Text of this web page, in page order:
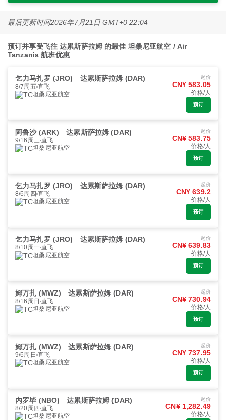
最后更新时间2026年7月21日 GMT+0 22:04
预订并享受飞往 达累斯萨拉姆 的最佳 坦桑尼亚航空 / Air
Tanzania 航班优惠
乞力马扎罗 (JRO) 达累斯萨拉姆 (DAR)
8/7周五 直飞
坦桑尼亚航空
起价
CN¥ 583.05
价格/人
预订
阿鲁沙 (ARK) 达累斯萨拉姆 (DAR)
9/16周三 直飞
坦桑尼亚航空
起价
CN¥ 583.75
价格/人
预订
乞力马扎罗 (JRO) 达累斯萨拉姆 (DAR)
8/6周四 直飞
坦桑尼亚航空
起价
CN¥ 639.2
价格/人
预订
乞力马扎罗 (JRO) 达累斯萨拉姆 (DAR)
8/10周一 直飞
坦桑尼亚航空
起价
CN¥ 639.83
价格/人
预订
姆万扎 (MWZ) 达累斯萨拉姆 (DAR)
8/16周日 直飞
坦桑尼亚航空
起价
CN¥ 730.94
价格/人
预订
姆万扎 (MWZ) 达累斯萨拉姆 (DAR)
9/6周日 直飞
坦桑尼亚航空
起价
CN¥ 737.95
价格/人
预订
内罗毕 (NBO) 达累斯萨拉姆 (DAR)
8/20周四 直飞
坦桑尼亚航空
起价
CN¥ 1,282.49
价格/人